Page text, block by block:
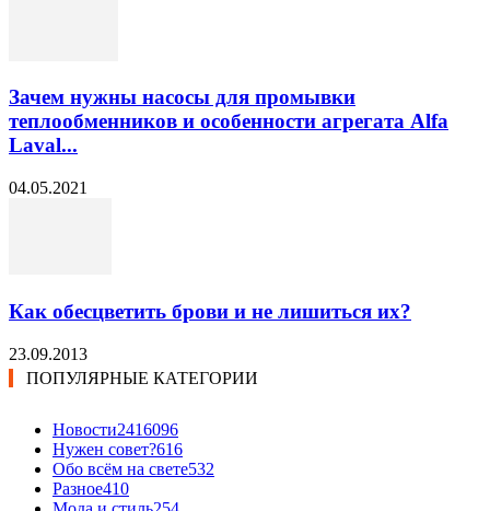
Зачем нужны насосы для промывки
теплообменников и особенности агрегата Alfa
Laval...
04.05.2021
Как обесцветить брови и не лишиться их?
23.09.2013
ПОПУЛЯРНЫЕ КАТЕГОРИИ
Новости2416096
Нужен совет?616
Обо всём на свете532
Разное410